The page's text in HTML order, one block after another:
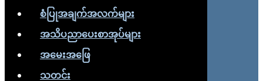
စံပြုအချက်အလက်များ
အသိပညာပေးစာအုပ်များ
အမေးအဖြေ
သတင်း